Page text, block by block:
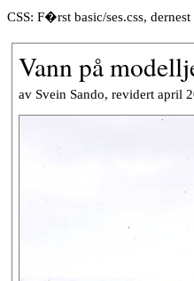
CSS: F�rst basic/ses.css, dernest
Vann på
av Svein Sando, revidert april